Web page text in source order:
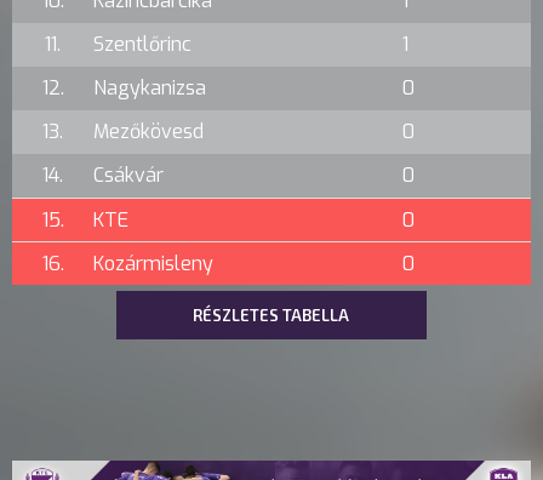
11.
Szentlőrinc
1
12.
Nagykanizsa
0
13.
Mezőkövesd
0
14.
Csákvár
0
15.
KTE
0
16.
Kozármisleny 0
RÉSZLETES TABELLA